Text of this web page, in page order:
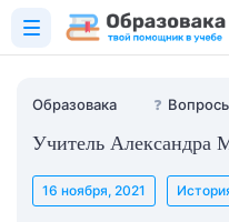
Образовака ❓
Учитель Александра
16 ноября, 2021